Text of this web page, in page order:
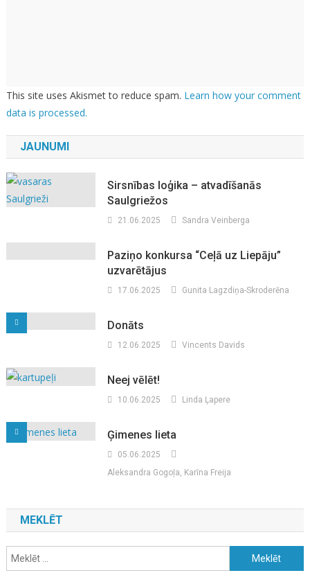
This site uses Akismet to reduce spam. Learn how your comment
data is processed.
JAUNUMI
Sirsnības loģika – atvadīšanās
Saulgriežos
21.06.2025 Sandra Veinberga
Paziņo konkursa “Ceļā uz Liepāju”
uzvarētājus
17.06.2025 Gunita Lagzdiņa-Skroderēna
Donāts
12.06.2025 Vincents Davids
Neej vēlēt!
10.06.2025 Linda Ļapere
Ģimenes lieta
05.06.2025
Aleksandra Gogoļa, Karīna Freija
MEKLĒT
Meklēt: